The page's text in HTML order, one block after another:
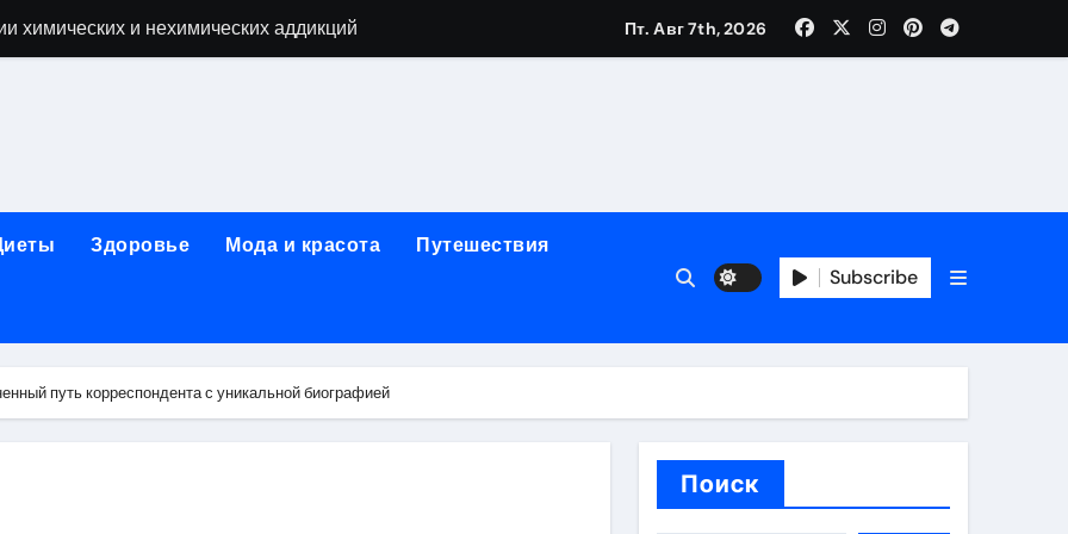
химических и нехимических аддикций
12 шагов, психотерапия, ресоциализация и оценка долгосрочных результатов при анонимном лечении
под ключ
крыла одного полёта
Пт. Авг 7th, 2026
Здоровье Мода и красота Путешествия
Subscribe
путь корреспондента с уникальной биографией
Поиск